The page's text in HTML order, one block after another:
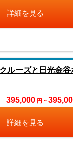
詳細を見る
ルーズと日光金谷
395,000 円 ~
詳細を見る